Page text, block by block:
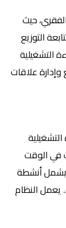
حيث
التوزيع
التشغيلية
علاقات
في الوقت
يشمل أنشطة
يعمل النظام